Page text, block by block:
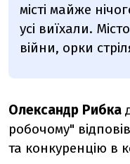
місті майже
усі виїхали.
війни, орки
Олександр Рибка
робочому"
та конкуренцію в